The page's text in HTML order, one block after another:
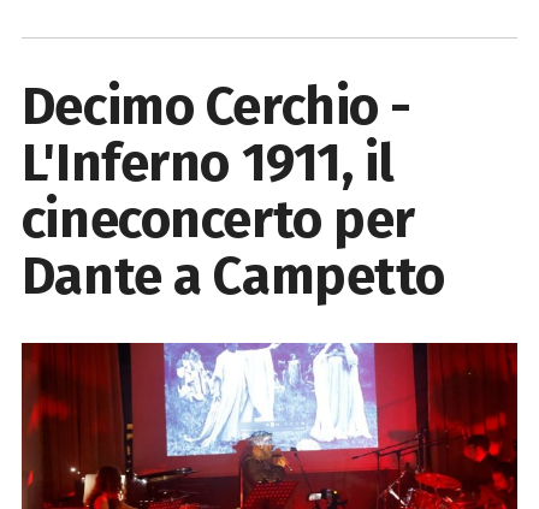
Decimo Cerchio -
L'Inferno 1911, il
cineconcerto per
Dante a Campetto